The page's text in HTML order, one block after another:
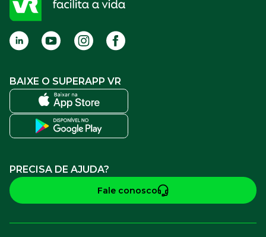
Termos de Uso
BAIXE O SUPERAPP VR
PRECISA DE AJUDA?
Fale conosco